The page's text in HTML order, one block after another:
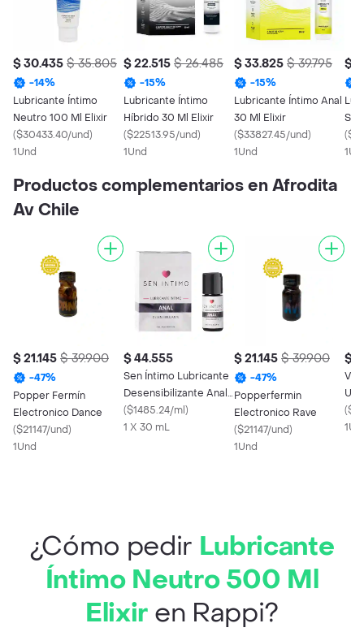
$ 30.435 $ 35.805
-14%
Lubricante Íntimo
Neutro 100 Ml Elixir
($30433.40/und)
1Und
$ 22.515 $ 26.485
-15%
Lubricante Íntimo
Híbrido 30 Ml Elixir
($22513.95/und)
1Und
$ 33.825 $ 39.795
-15%
Lubricante Íntimo Anal
30 Ml Elixir
($33827.45/und)
1Und
$
(
Productos complementarios en Afrodita
Av Chile
$ 21.145 $ 39.900
-47%
Popper Fermín
Electronico Dance
($21147/und)
1Und
$ 44.555
Sen Íntimo Lubricante
Desensibilizante Anal
30 mL
($1485.24/ml)
1 X 30 mL
$ 21.145 $ 39.900
-47%
Popperfermin
Electronico Rave
($21147/und)
1Und
$
(
¿Cómo pedir Lubricante
Íntimo Neutro 500 Ml
Elixir en Rappi?